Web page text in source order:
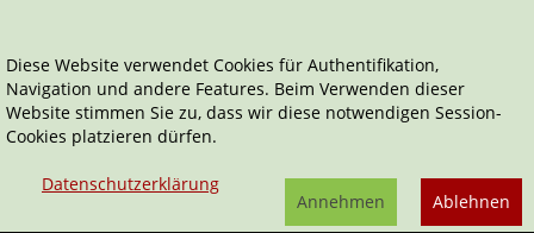
Home Sachbücher Ostern Farbenfroher Frühling
Farbenfroher Frühling
Altmeyer,Michael Altmeyer
Rezension von Janett Cernohuby | 26. Januar 2009
Diese Website verwendet Cookies für Authentifikation,
Navigation und andere Features. Beim Verwenden dieser
Website stimmen Sie zu, dass wir diese notwendigen Session-
Cookies platzieren dürfen.
Datenschutzerklärung
Ablehnen
Annehmen